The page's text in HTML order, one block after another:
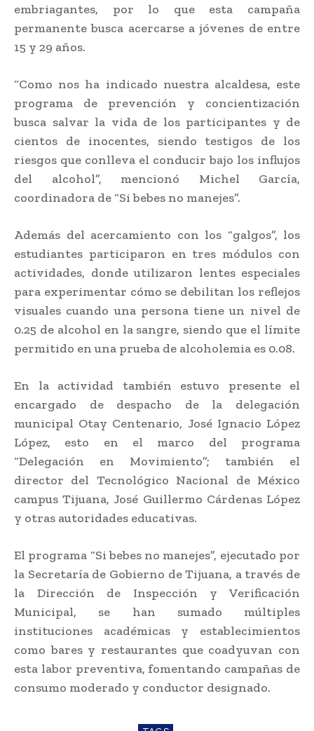
embriagantes, por lo que esta campaña
permanente busca acercarse a jóvenes de entre
15 y 29 años.
“Como nos ha indicado nuestra alcaldesa, este
programa de prevención y concientización
busca salvar la vida de los participantes y de
cientos de inocentes, siendo testigos de los
riesgos que conlleva el conducir bajo los influjos
del alcohol”, mencionó Michel García,
coordinadora de “Si bebes no manejes”.
Además del acercamiento con los “galgos”, los
estudiantes participaron en tres módulos con
actividades, donde utilizaron lentes especiales
para experimentar cómo se debilitan los reflejos
visuales cuando una persona tiene un nivel de
0.25 de alcohol en la sangre, siendo que el límite
permitido en una prueba de alcoholemia es 0.08.
En la actividad también estuvo presente el
encargado de despacho de la delegación
municipal Otay Centenario, José Ignacio López
López, esto en el marco del programa
“Delegación en Movimiento”; también el
director del Tecnológico Nacional de México
campus Tijuana, José Guillermo Cárdenas López
y otras autoridades educativas.
El programa “Si bebes no manejes”, ejecutado por
la Secretaría de Gobierno de Tijuana, a través de
la Dirección de Inspección y Verificación
Municipal, se han sumado múltiples
instituciones académicas y establecimientos
como bares y restaurantes que coadyuvan con
esta labor preventiva, fomentando campañas de
consumo moderado y conductor designado.